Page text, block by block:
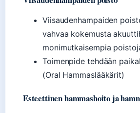
Viisaudenhampaiden
vahvaa kokemusta
monimutkaisempia
Toimenpide tehdään
(Oral Hammaslääkärit)
Esteettinen hammashoito ja